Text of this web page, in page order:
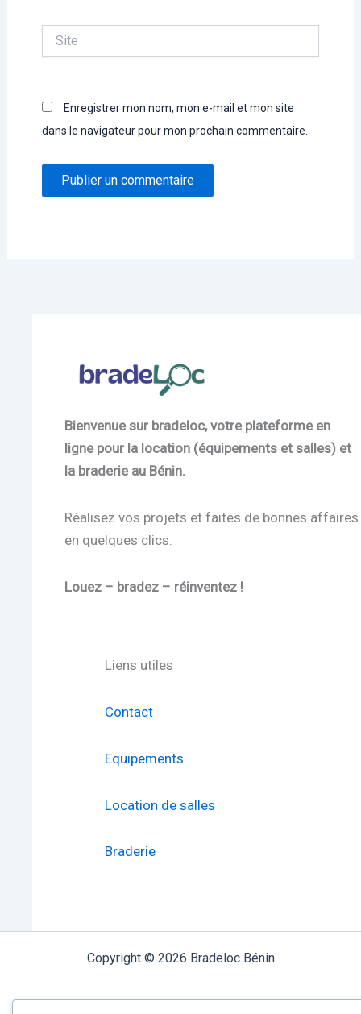
Enregistrer mon nom, mon e-mail et mon site
dans le navigateur pour mon prochain commentaire.
Bienvenue sur bradeloc, votre plateforme en
ligne pour la location (équipements et salles) et
la braderie au Bénin.
Réalisez vos projets et faites de bonnes affaires
en quelques clics.
Louez – bradez – réinventez !
Liens utiles
Contact
Equipements
Location de salles
Braderie
Copyright © 2026 Bradeloc Bénin